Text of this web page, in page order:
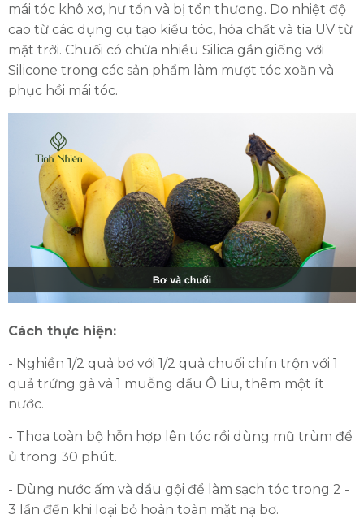
mái tóc khô xơ, hư tổn và bị tổn thương. Do nhiệt độ
cao từ các dụng cụ tạo kiểu tóc, hóa chất và tia UV từ
mặt trời. Chuối có chứa nhiều Silica gần giống với
Silicone trong các sản phẩm làm mượt tóc xoăn và
phục hồi mái tóc.
Cách thực hiện:
- Nghiền 1/2 quả bơ với 1/2 quả chuối chín trộn với 1
quả trứng gà và 1 muỗng dầu Ô Liu, thêm một ít
nước.
- Thoa toàn bộ hỗn hợp lên tóc rồi dùng mũ trùm để
ủ trong 30 phút.
- Dùng nước ấm và dầu gội để làm sạch tóc trong 2 -
3 lần đến khi loại bỏ hoàn toàn mặt nạ bơ.